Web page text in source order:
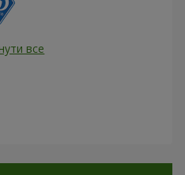
все